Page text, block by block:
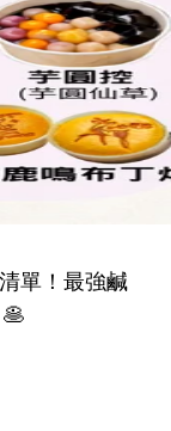
單！最強鹹